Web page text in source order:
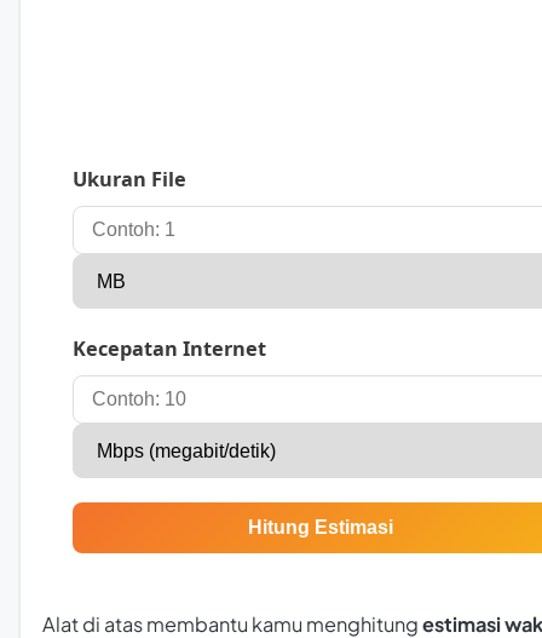
Ukuran File
Kecepatan Internet
Hitung Estimasi
Alat di atas membantu kamu menghitungestimasi